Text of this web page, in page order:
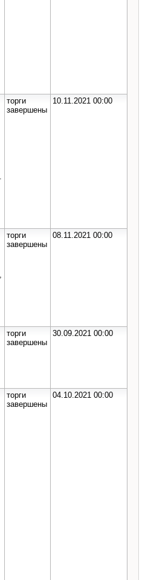
торги
завершены
10.11.2021 00:00
торги
завершены
08.11.2021 00:00
торги
завершены
30.09.2021 00:00
торги
завершены
04.10.2021 00:00